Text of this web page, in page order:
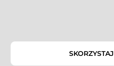
SKORZYSTAJ